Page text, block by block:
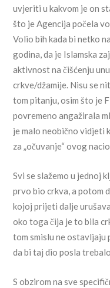
uvjeriti u kakvom je on
što je Agencija počela
Volio bih kada bi netko
godina, da je Islamska
aktivnost na čišćenju
crkve/džamije. Nisu se
tom pitanju, osim što je
povremeno angažirala
je malo neobično vidjeti
za „očuvanje“ ovog
Svi se slažemo u jednoj
prvo bio crkva, a potom
kojoj prijeti dalje
oko toga čija je to bila
tom smislu ne ostavljaju
da bi taj dio posla
S obzirom na sve